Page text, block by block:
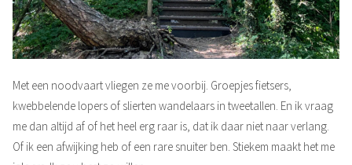
Met een noodvaart vliegen ze me voorbij. Groepjes fietsers,
kwebbelende lopers of slierten wandelaars in tweetallen. En ik vraag
me dan altijd af of het heel erg raar is, dat ik daar niet naar verlang.
Of ik een afwijking heb of een rare snuiter ben. Stiekem maakt het me